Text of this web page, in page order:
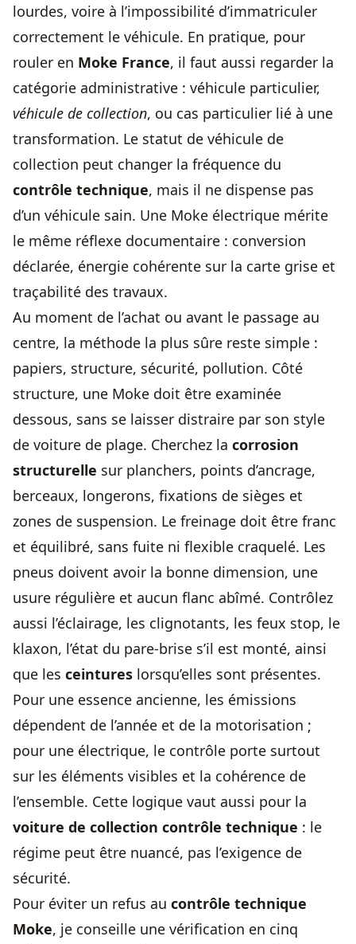
lourdes, voire à l’impossibilité d’immatriculer
correctement le véhicule. En pratique, pour
rouler en Moke France, il faut aussi regarder la
catégorie administrative : véhicule particulier,
véhicule de collection, ou cas particulier lié à une
transformation. Le statut de véhicule de
collection peut changer la fréquence du
contrôle technique, mais il ne dispense pas
d’un véhicule sain. Une Moke électrique mérite
le même réflexe documentaire : conversion
déclarée, énergie cohérente sur la carte grise et
traçabilité des travaux.
Au moment de l’achat ou avant le passage au
centre, la méthode la plus sûre reste simple :
papiers, structure, sécurité, pollution. Côté
structure, une Moke doit être examinée
dessous, sans se laisser distraire par son style
de voiture de plage. Cherchez la corrosion
structurelle sur planchers, points d’ancrage,
berceaux, longerons, fixations de sièges et
zones de suspension. Le freinage doit être franc
et équilibré, sans fuite ni flexible craquelé. Les
pneus doivent avoir la bonne dimension, une
usure régulière et aucun flanc abîmé. Contrôlez
aussi l’éclairage, les clignotants, les feux stop, le
klaxon, l’état du pare-brise s’il est monté, ainsi
que les ceintures lorsqu’elles sont présentes.
Pour une essence ancienne, les émissions
dépendent de l’année et de la motorisation ;
pour une électrique, le contrôle porte surtout
sur les éléments visibles et la cohérence de
l’ensemble. Cette logique vaut aussi pour la
voiture de collection contrôle technique : le
régime peut être nuancé, pas l’exigence de
sécurité.
Pour éviter un refus au contrôle technique
Moke, je conseille une vérification en cinq